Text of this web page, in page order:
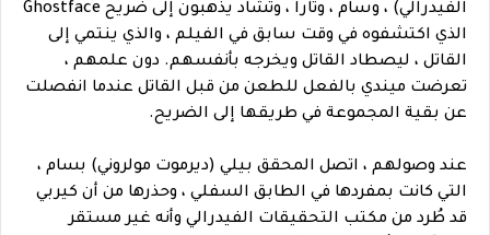
الفيدرالي) ، وسام ، وتارا ، وتشاد يذهبون إلى ضريح Ghostface
الذي اكتشفوه في وقت سابق في الفيلم ، والذي ينتمي إلى
القاتل ، ليصطاد القاتل ويخرجه بأنفسهم. دون علمهم ،
تعرضت ميندي بالفعل للطعن من قبل القاتل عندما انفصلت
عن بقية المجموعة في طريقها إلى الضريح.
عند وصولهم ، اتصل المحقق بيلي (ديرموت مولروني) بسام ،
التي كانت بمفردها في الطابق السفلي ، وحذرها من أن كيربي
قد طُرد من مكتب التحقيقات الفيدرالي وأنه غير مستقر